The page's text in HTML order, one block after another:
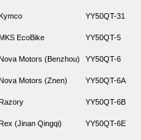
Kymco
MKS EcoBike
Nova Motors (Benzhou)
Nova Motors (Znen)
Razory
Rex (Jinan Qingqi)
YY50QT-31
YY50QT-5
YY50QT-6
YY50QT-6A
YY50QT-6B
YY50QT-6E